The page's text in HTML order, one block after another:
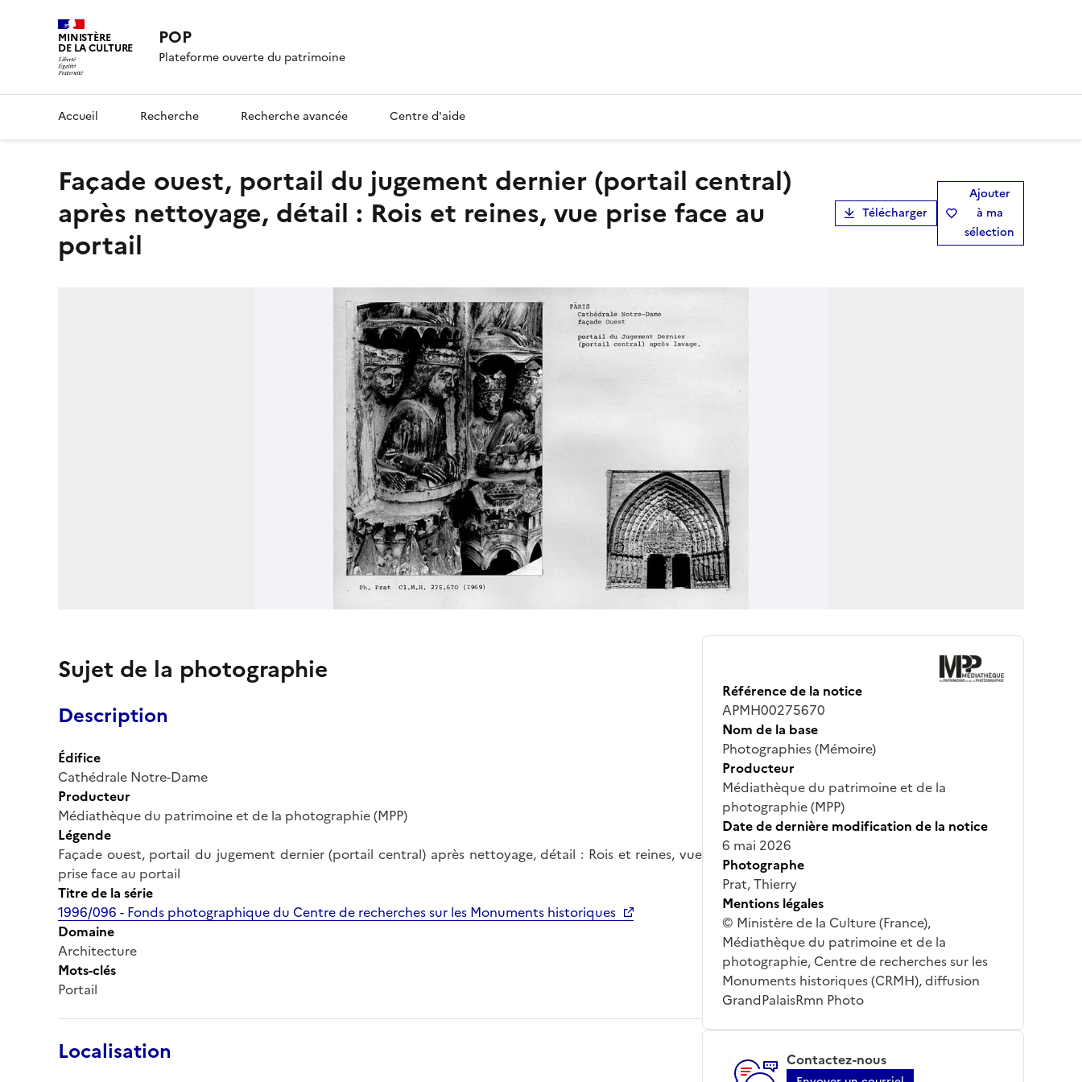
MINISTÈRE
DE LA CULTURE POP
Plateforme ouverte du patrimoine
Accueil Recherche Recherche avancée Centre d'aide
Façade ouest, portail du jugement dernier (portail central)
après nettoyage, détail : Rois et reines, vue prise face au
portail
Télécharger
Ajouter
à ma
sélection
Sujet de la photographie
Description
Édifice
Cathédrale Notre-Dame
Producteur
Médiathèque du patrimoine et de la photographie (MPP)
Légende
Façade ouest, portail du jugement dernier (portail central) après nettoyage, détail : Rois et reines, vue
prise face au portail
Titre de la série
1996/096 - Fonds photographique du Centre de recherches sur les Monuments historiques
Domaine
Architecture
Mots-clés
Portail
Localisation
Référence de la notice
APMH00275670
Nom de la base
Photographies (Mémoire)
Producteur
Médiathèque du patrimoine et de la
photographie (MPP)
Date de dernière modification de la notice
6 mai 2026
Photographe
Prat, Thierry
Mentions légales
© Ministère de la Culture (France),
Médiathèque du patrimoine et de la
photographie, Centre de recherches sur les
Monuments historiques (CRMH), diffusion
GrandPalaisRmn Photo
Contactez-nous